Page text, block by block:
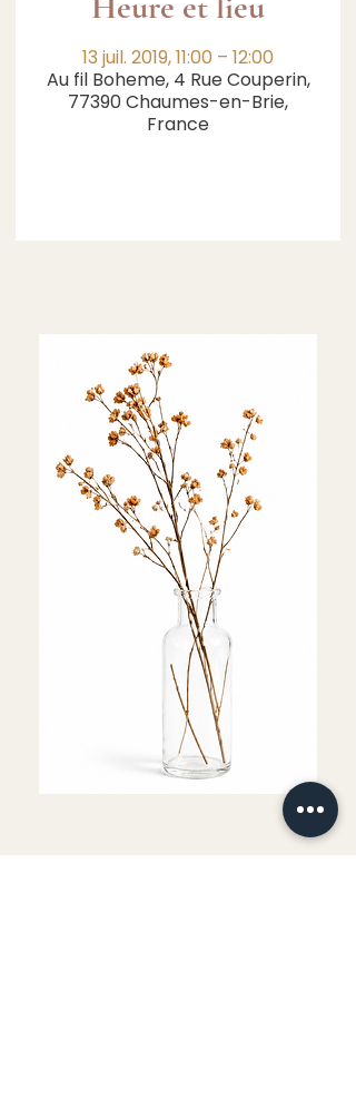
13 juil. 2019, 11:00 – 12:00
Au fil Boheme, 4 Rue Couperin,
77390 Chaumes-en-Brie,
France